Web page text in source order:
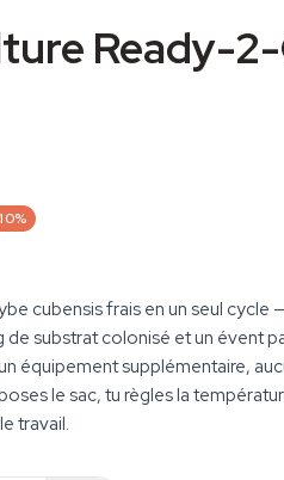
Ready-
cubensis frais en un seul cycle
substrat colonisé et un évent
équipement supplémentaire,
le sac, tu règles la
travail.